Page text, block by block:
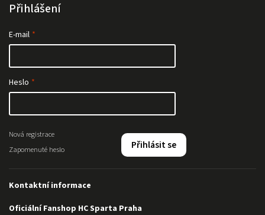
Přihlášení
E-mail
Heslo
Přihlásit se
Nová registrace
Zapomenuté heslo
Kontaktní informace
Oficiální Fanshop HC Sparta Praha